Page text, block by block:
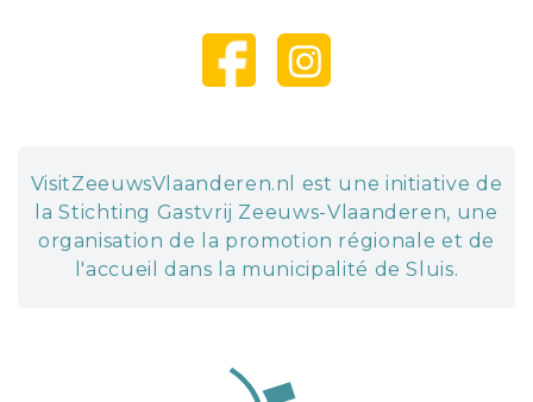
VisitZeeuwsVlaanderen.nl est une initiative de
la Stichting Gastvrij Zeeuws-Vlaanderen, une
organisation de la promotion régionale et de
l'accueil dans la municipalité de Sluis.